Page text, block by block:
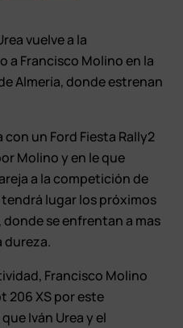
vuelve a la
Francisco Molino en la
Almería, donde estrenan
un Ford Fiesta Rally2
Molino y en le que
a la competición de
lugar los próximos
se enfrentan a mas
dureza.
Francisco Molino
206 XS por este
Iván Urea y el